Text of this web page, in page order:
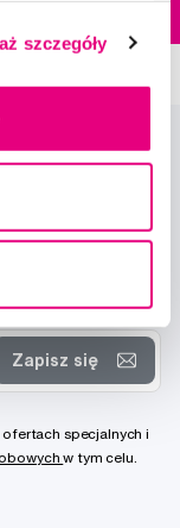
szczegóły
Zapisz się
specjalnych i
w tym celu.